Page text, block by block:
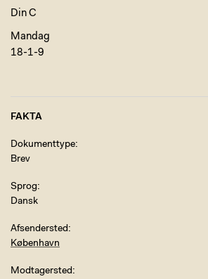
Din C
Mandag
18-1-9
FAKTA
Dokumenttype
Brev
Sprog
Dansk
Afsendersted
København
Modtagersted